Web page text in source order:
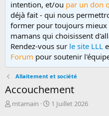
intention, et/ou par un don
déjà fait - qui nous
former pour toujours mieux
mamans qui choisissent
Rendez-vous sur le site LLL
Forum pour soutenir
Allaitement et société
Accouchement
D
mtamain
D1 Juillet 2026